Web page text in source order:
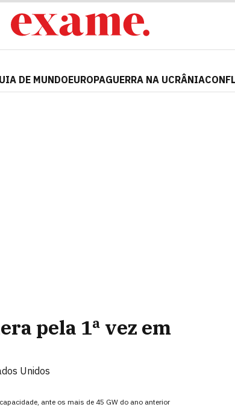
DE MUNDOEUROPAGUERRA NA UCRÂNIA
pela 1ª vez em
Unidos
ante os mais de 45 GW do ano anterior